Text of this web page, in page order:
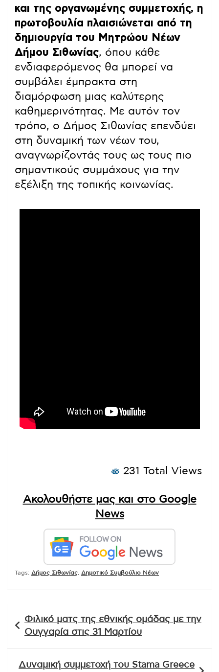
και της οργανωμένης συμμετοχής, η
πρωτοβουλία πλαισιώνεται από τη
δημιουργία του Μητρώου Νέων
Δήμου Σιθωνίας, όπου κάθε
ενδιαφερόμενος θα μπορεί να
συμβάλει έμπρακτα στη
διαμόρφωση μιας καλύτερης
καθημερινότητας. Με αυτόν τον
τρόπο, ο Δήμος Σιθωνίας επενδύει
στη δυναμική των νέων του,
αναγνωρίζοντάς τους ως τους πιο
σημαντικούς συμμάχους για την
εξέλιξη της τοπικής κοινωνίας.
231 Total Views
Ακολουθήστε μας και στο Google
News
Tags: Δήμος Σιθωνίας Δημοτικό Συμβούλιο Νέων
άρθρων
Φιλικό ματς της εθνικής ομάδας με την
Ουγγαρία στις 31 Μαρτίου
Δυναμική συμμετοχή του Stama Greece